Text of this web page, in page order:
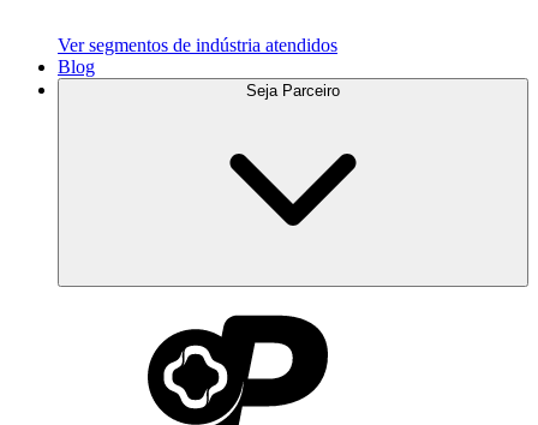
Ver segmentos de indústria atendidos
Blog
Seja Parceiro